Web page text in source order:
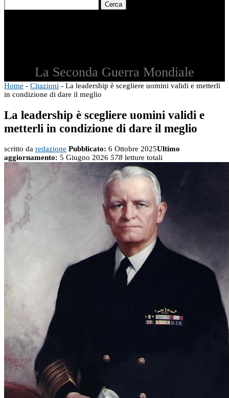
Cerca
La Seconda Guerra Mondiale
Home - Citazioni - La leadership è scegliere uomini validi e metterli
in condizione di dare il meglio
La leadership è scegliere uomini validi e
metterli in condizione di dare il meglio
scritto da redazione Pubblicato: 6 Ottobre 2025Ultimo
aggiornamento: 5 Giugno 2026 578 letture totali